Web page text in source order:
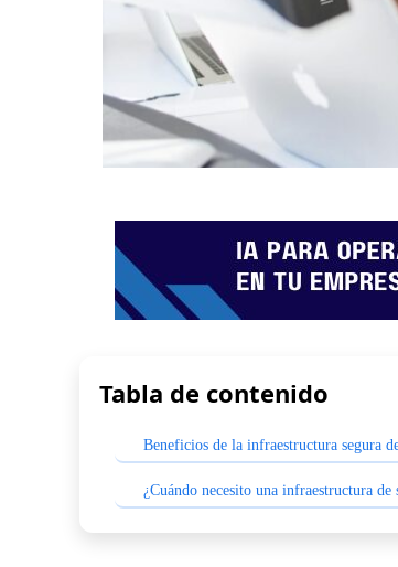
Tabla de contenido
Beneficios de la infraestructura segura
¿Cuándo necesito una infraestructura de